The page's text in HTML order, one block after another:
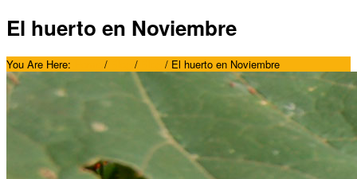
El huerto en Noviembre
You Are Here: / / / El huerto en Noviembre